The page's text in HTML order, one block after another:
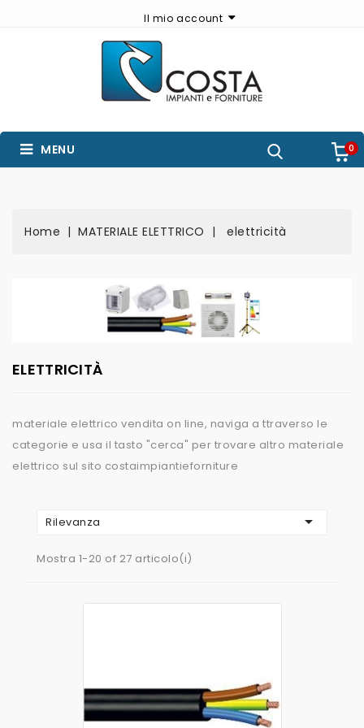
Il mio account
0
MENU
Home MATERIALE ELETTRICO elettricità
ELETTRICITÀ
materiale elettrico vendita on line, naviga a ttraverso le
categorie e usa il tasto "cerca" per trovare altro materiale
elettrico sul sito costaimpiantieforniture
Rilevanza 
Mostra 1-20 of 27 articolo(i)